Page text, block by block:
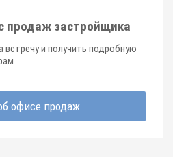
продаж застройщика
и получить подробную
офисе продаж